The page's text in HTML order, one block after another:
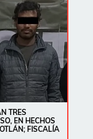
TRES
EN HECHOS
FISCALÍA